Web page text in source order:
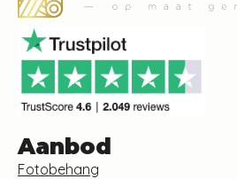
Aanbod
Fotobehang